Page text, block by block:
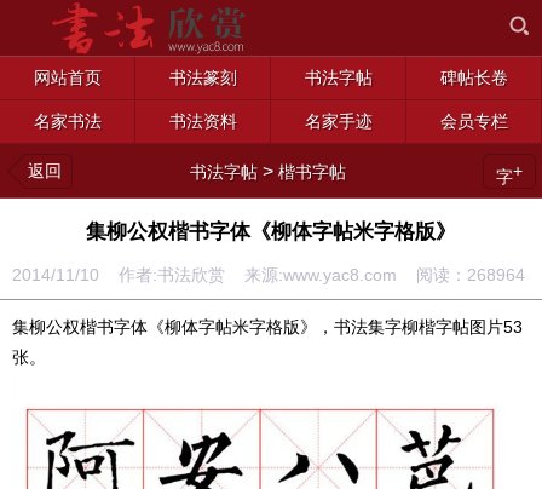
网站首页 书法篆刻 书法字帖 碑帖长卷
名家书法 书法资料 名家手迹 会员专栏
返回 书法字帖 >楷书字帖 字+
集柳公权楷书字体《柳体字帖米字格版》
2014/11/10 作者:书法欣赏 来源:www.yac8.com 阅读： 268964
集柳公权楷书字体《柳体字帖米字格版》，书法集字柳楷字帖图片53
张。